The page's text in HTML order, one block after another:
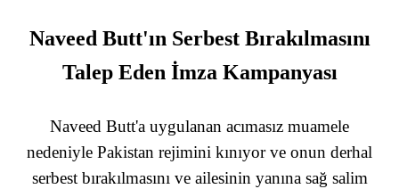
Naveed Butt'ın Serbest Bırakılmasını
Talep Eden İmza Kampanyası
Naveed Butt'a uygulanan acımasız muamele
nedeniyle Pakistan rejimini kınıyor ve onun derhal
serbest bırakılmasını ve ailesinin yanına sağ salim